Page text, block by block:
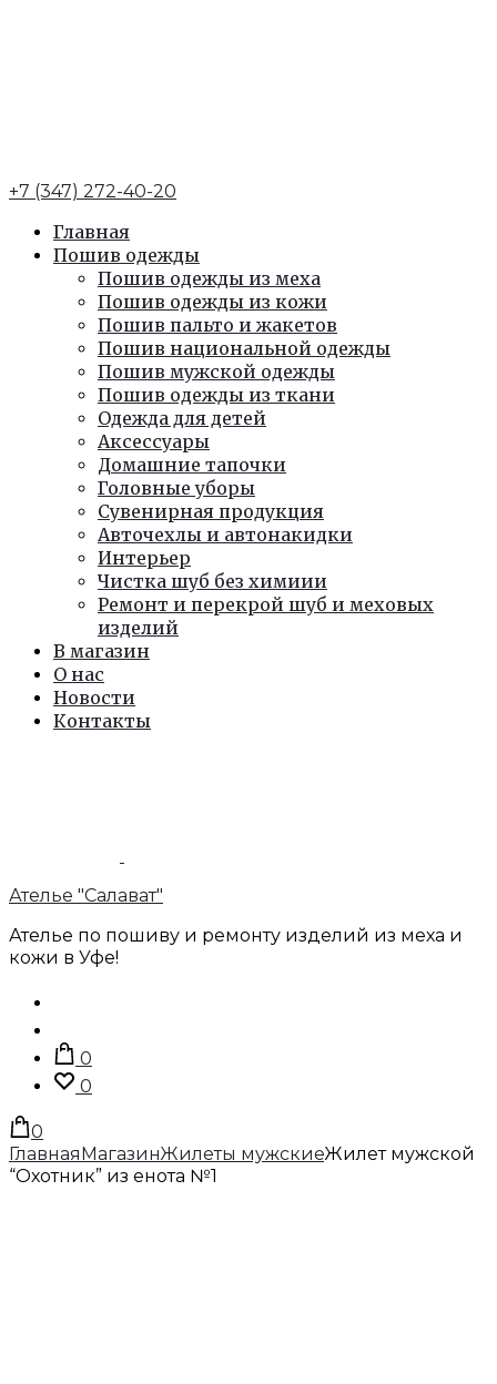
+7 (347) 272-40-20
Главная
Пошив одежды
Пошив одежды из меха
Пошив одежды из кожи
Пошив пальто и жакетов
Пошив национальной одежды
Пошив мужской одежды
Пошив одежды из ткани
Одежда для детей
Аксессуары
Домашние тапочки
Головные уборы
Сувенирная продукция
Авточехлы и автонакидки
Интерьер
Чистка шуб без химиии
Ремонт и перекрой шуб и меховых
изделий
В магазин
О нас
Новости
Контакты
Ателье "Салават"
Ателье по пошиву и ремонту изделий из меха и
кожи в Уфе!
запись
0
0
0
ГлавнаяМагазинЖилеты мужскиеЖилет мужской
“Охотник” из енота №1